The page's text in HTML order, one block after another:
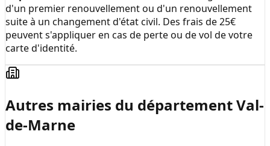
d'un premier renouvellement ou d'un renouvellement
suite à un changement d'état civil. Des frais de 25€
peuvent s'appliquer en cas de perte ou de vol de votre
carte d'identité.
Autres mairies du départementVal-
de-Marne